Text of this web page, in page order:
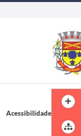
Acessibilidade